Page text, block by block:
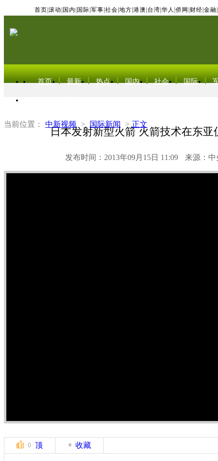
首页 滚动 国内 国际 军事 社会 地方 港澳 台湾 华人 侨网 财经 金融
首页 最新 热点 国内 社会 国际
当前位置： 中新视频 > 国际新闻 > 正文
日本发射新型火箭 火箭技术在东亚
发布时间：2013年09月15日 11:09 来源：中
0 顶 收藏